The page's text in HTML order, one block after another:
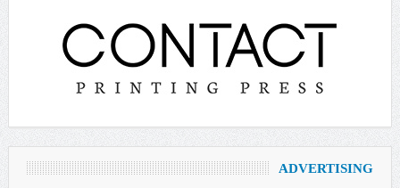
ADVERTISING